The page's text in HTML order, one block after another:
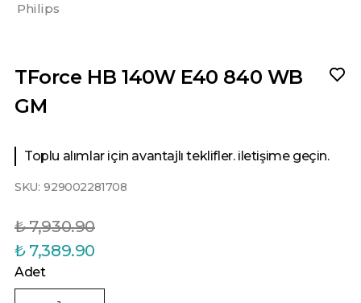
Philips
TForce HB 140W E40 840 WB
GM
Toplu alımlar için avantajlı teklifler. iletişime geçin.
SKU: 929002281708
₺ 7,930.90
₺ 7,389.90
Adet